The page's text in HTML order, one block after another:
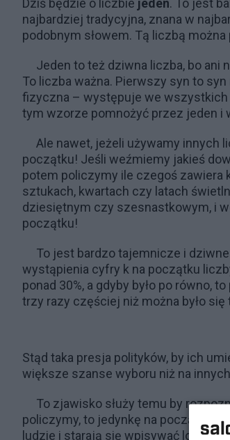
Dziś będzie o liczbie jeden. To jest
najbardziej tradycyjna, znana w
podobnym słowem. Tą liczbą
Jeden to też dziwna liczba, bo ani
To liczba ważna. Pierwszy syn to
fizyczna – występuje we wszystkich
tym wzorze pomnożyć przez jeden i
Ale nawet, jeżeli używamy innych
początku! Jeśli weźmiemy jakieś
potem policzymy ile czegoś zawiera
sztukach, kwartach czy latach
dziesiętnym czy szesnastkowym, i
początku!
To jest bardzo tajemnicze i
wystąpienia cyfry k na początku
ponad 30%, a gdyby było po równo,
trzy razy częściej niż można było
Stąd taka presja polityków, by ich
większe szanse wyboru niż na
To zjawisko służy temu by
policzymy, to jedynkę na początku
ludzie i starają się wpisywać losowo,